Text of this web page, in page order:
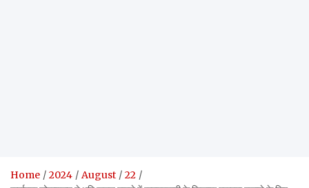
Home 2024 August
22